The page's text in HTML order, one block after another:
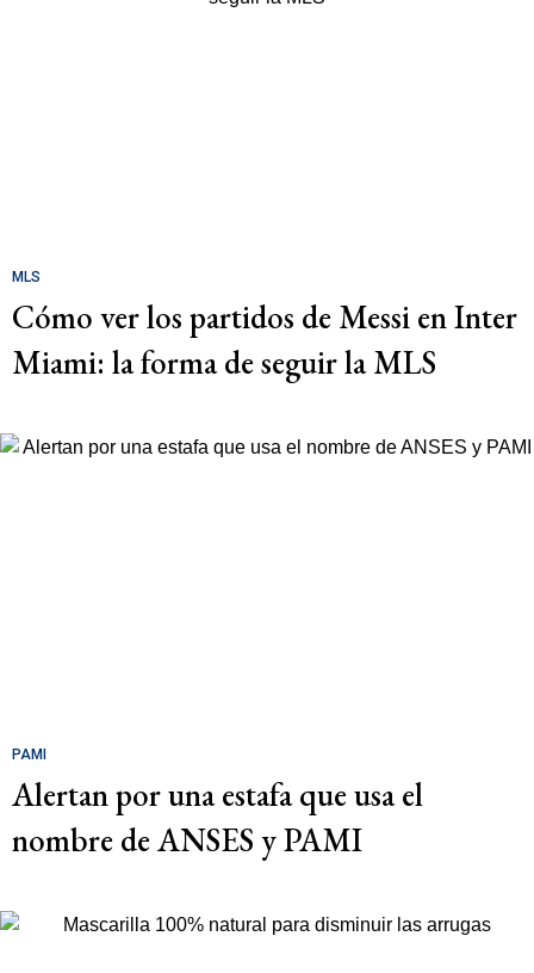
MLS
Cómo ver los partidos de Messi en Inter
Miami: la forma de seguir la MLS
PAMI
Alertan por una estafa que usa el
nombre de ANSES y PAMI